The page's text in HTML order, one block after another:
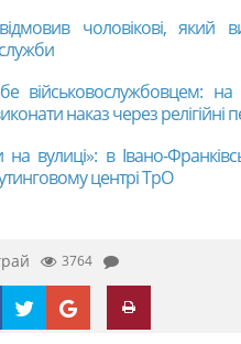
чоловікові, який
на
наказ через релігійні
на вулиці»: в Івано-
центрі ТрО
3764